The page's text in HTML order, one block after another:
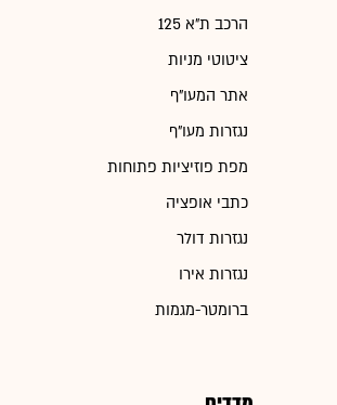
הרכב ת"א 125
ציטוטי מניות
אתר המעו"ף
נגזרות מעו"ף
מפת פוזיציות פתוחות
כתבי אופציה
נגזרות דולר
נגזרות אירו
ברומטר-מגמות